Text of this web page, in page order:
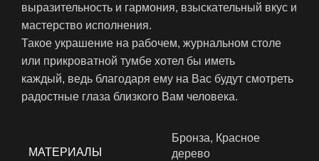
выразительность и гармония, взыскательный вкус и
мастерство исполнения.
Такое украшение на рабочем, журнальном столе
или прикроватной тумбе хотел бы иметь
каждый, ведь благодаря ему на Вас будут смотреть
радостные глаза близкого Вам человека.
МАТЕРИАЛЫ
Бронза, Красное
дерево